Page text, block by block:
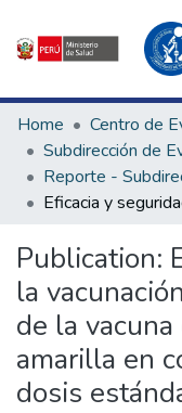
Communities &
All of DSpace
Statistics
Estadísticas Externas
Enlaces de interés ▾
Home
Publication:
la
de la
amarilla en
dosis